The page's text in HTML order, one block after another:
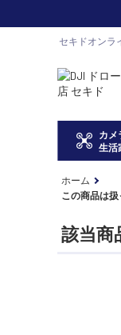
セキドオン
カメ
生活
ホーム
この商品は
該当商